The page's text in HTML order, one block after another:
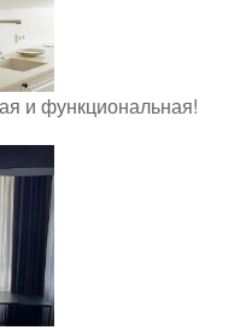
и функциональная!